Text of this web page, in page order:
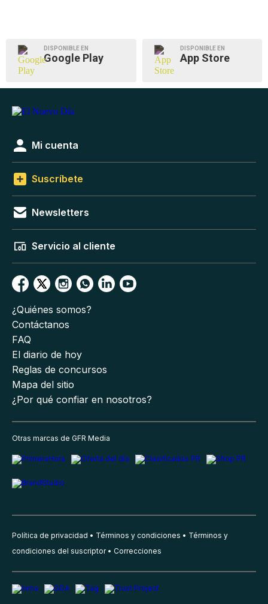
DISPONIBLE EN
Google Play
DISPONIBLE EN
App Store
Mi cuenta
Suscríbete
Newsletters
Servicio al cliente
¿Quiénes somos?
Contáctanos
FAQ
El diario de hoy
Reglas de concursos
Mapa del sitio
¿Por qué confiar en nosotros?
Otras marcas de GFR Media
Política de privacidad Términos y condiciones
Términos y
condiciones del suscriptor
Correcciones